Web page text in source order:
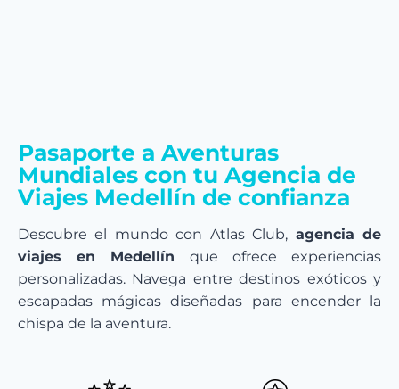
Pasaporte a Aventuras
Mundiales con tu Agencia de
Viajes Medellín de confianza
Descubre el mundo con Atlas Club, agencia de
viajes en Medellín que ofrece experiencias
personalizadas. Navega entre destinos exóticos y
escapadas mágicas diseñadas para encender la
chispa de la aventura.